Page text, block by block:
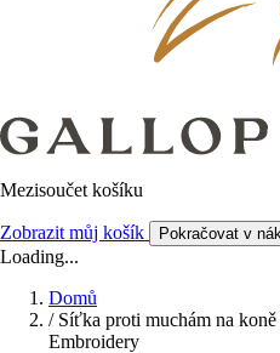
Mezisoučet košíku
Zobrazit můj košík Pokračovat v
Loading...
Domů
/ Síťka proti muchám na
Embroidery